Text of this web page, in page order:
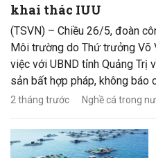
khai thác IUU
(TSVN) – Chiều 26/5, đoàn
Môi trường do Thứ trưởng Võ
việc với UBND tỉnh Quảng Trị
sản bất hợp pháp, không báo
(IUU).
2 tháng trước Nghề cá trong